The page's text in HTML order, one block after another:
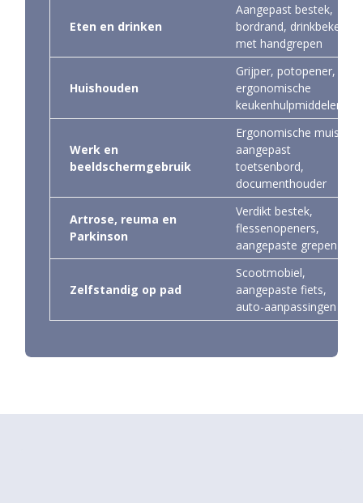
Eten en drinken
Aangepast bestek,
bordrand, drinkbeker
met handgrepen
Huishouden
Grijper, potopener,
ergonomische
keukenhulpmiddelen
Werk en
beeldschermgebruik
Ergonomische muis,
aangepast
toetsenbord,
documenthouder
Artrose, reuma en
Parkinson
Verdikt bestek,
flessenopeners,
aangepaste grepen
Zelfstandig op pad
Scootmobiel,
aangepaste fiets,
auto-aanpassingen